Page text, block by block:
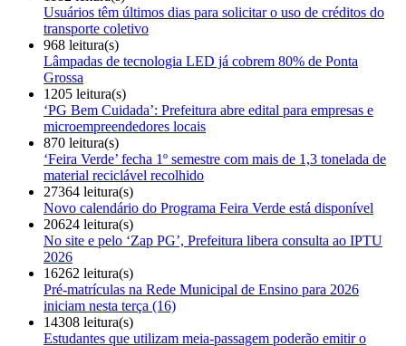
Usuários têm últimos dias para solicitar o uso de créditos do
transporte coletivo
968 leitura(s)
Lâmpadas de tecnologia LED já cobrem 80% de Ponta
Grossa
1205 leitura(s)
‘PG Bem Cuidada’: Prefeitura abre edital para empresas e
microempreendedores locais
870 leitura(s)
‘Feira Verde’ fecha 1º semestre com mais de 1,3 tonelada de
material reciclável recolhido
27364 leitura(s)
Novo calendário do Programa Feira Verde está disponível
20624 leitura(s)
No site e pelo ‘Zap PG’, Prefeitura libera consulta ao IPTU
2026
16262 leitura(s)
Pré-matrículas na Rede Municipal de Ensino para 2026
iniciam nesta terça (16)
14308 leitura(s)
Estudantes que utilizam meia-passagem poderão emitir o